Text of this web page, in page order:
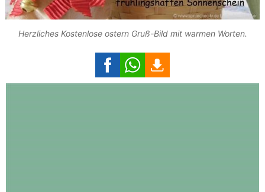
Herzliches Kostenlose ostern Gruß-Bild mit warmen Worten.